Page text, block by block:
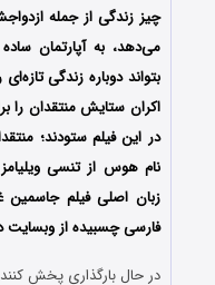
چیز زندگی از جمله
می‌دهد، به آپارتمان
بتواند دوباره زندگی
اکران ستایش منتقدان را
در این فیلم ستودند؛
نام هوس از تنسی
زبان اصلی فیلم جاسمین
فارسی چسبیده از وبسایت
در حال بارگذاری پخش